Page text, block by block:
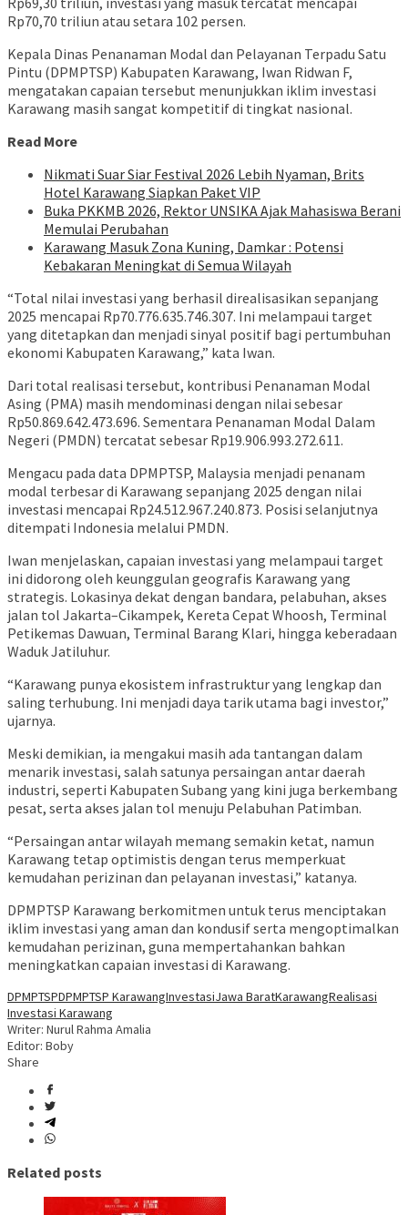
Rp70,70 triliun atau setara 102 persen.
Kepala Dinas Penanaman Modal dan Pelayanan Terpadu Satu
Pintu (DPMPTSP) Kabupaten Karawang, Iwan Ridwan F,
mengatakan capaian tersebut menunjukkan iklim investasi
Karawang masih sangat kompetitif di tingkat nasional.
Read More
Nikmati Suar Siar Festival 2026 Lebih Nyaman, Brits
Hotel Karawang Siapkan Paket VIP
Buka PKKMB 2026, Rektor UNSIKA Ajak Mahasiswa Berani
Memulai Perubahan
Karawang Masuk Zona Kuning, Damkar : Potensi
Kebakaran Meningkat di Semua Wilayah
“Total nilai investasi yang berhasil direalisasikan sepanjang
2025 mencapai Rp70.776.635.746.307. Ini melampaui target
yang ditetapkan dan menjadi sinyal positif bagi pertumbuhan
ekonomi Kabupaten Karawang,” kata Iwan.
Dari total realisasi tersebut, kontribusi Penanaman Modal
Asing (PMA) masih mendominasi dengan nilai sebesar
Rp50.869.642.473.696. Sementara Penanaman Modal Dalam
Negeri (PMDN) tercatat sebesar Rp19.906.993.272.611.
Mengacu pada data DPMPTSP, Malaysia menjadi penanam
modal terbesar di Karawang sepanjang 2025 dengan nilai
investasi mencapai Rp24.512.967.240.873. Posisi selanjutnya
ditempati Indonesia melalui PMDN.
Iwan menjelaskan, capaian investasi yang melampaui target
ini didorong oleh keunggulan geografis Karawang yang
strategis. Lokasinya dekat dengan bandara, pelabuhan, akses
jalan tol Jakarta–Cikampek, Kereta Cepat Whoosh, Terminal
Petikemas Dawuan, Terminal Barang Klari, hingga keberadaan
Waduk Jatiluhur.
“Karawang punya ekosistem infrastruktur yang lengkap dan
saling terhubung. Ini menjadi daya tarik utama bagi investor,”
ujarnya.
Meski demikian, ia mengakui masih ada tantangan dalam
menarik investasi, salah satunya persaingan antar daerah
industri, seperti Kabupaten Subang yang kini juga berkembang
pesat, serta akses jalan tol menuju Pelabuhan Patimban.
“Persaingan antar wilayah memang semakin ketat, namun
Karawang tetap optimistis dengan terus memperkuat
kemudahan perizinan dan pelayanan investasi,” katanya.
DPMPTSP Karawang berkomitmen untuk terus menciptakan
iklim investasi yang aman dan kondusif serta mengoptimalkan
kemudahan perizinan, guna mempertahankan bahkan
meningkatkan capaian investasi di Karawang.
DPMPTSPDPMPTSP KarawangInvestasiJawa BaratKarawangRealisasi
Investasi Karawang
Writer: Nurul Rahma Amalia
Editor: Boby
Share
Related posts